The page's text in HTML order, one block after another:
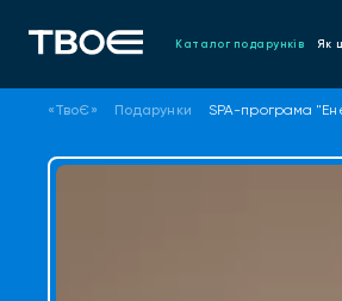
Каталог подарунків Як
«ТвоЄ» Подарунки SPA-програма